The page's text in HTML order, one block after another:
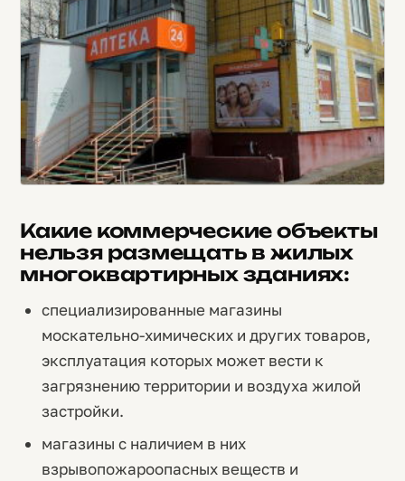
Какие коммерческие объекты
нельзя размещать в жилых
многоквартирных зданиях:
специализированные магазины
москательно-химических и других товаров,
эксплуатация которых может вести к
загрязнению территории и воздуха жилой
застройки.
магазины с наличием в них
взрывопожароопасных веществ и